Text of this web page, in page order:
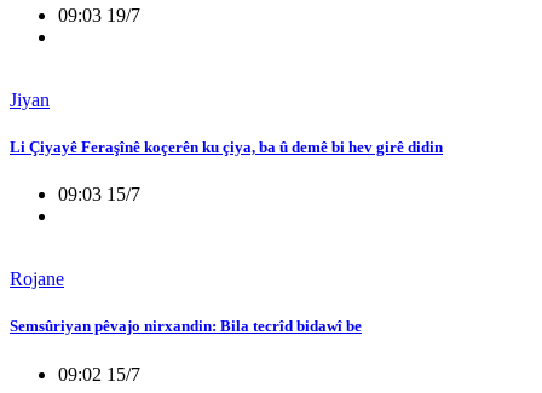
09:03 19/7
Jiyan
Li Çiyayê Feraşînê koçerên ku çiya, ba û demê bi hev girê didin
09:03 15/7
Rojane
Semsûriyan pêvajo nirxandin: Bila tecrîd bidawî be
09:02 15/7